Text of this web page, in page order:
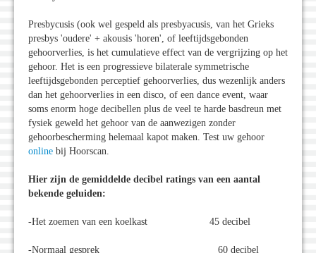
Presbycusis (ook wel gespeld als presbyacusis, van het Grieks
presbys 'oudere' + akousis 'horen', of leeftijdsgebonden
gehoorverlies, is het cumulatieve effect van de vergrijzing op het
gehoor. Het is een progressieve bilaterale symmetrische
leeftijdsgebonden perceptief gehoorverlies, dus wezenlijk anders
dan het gehoorverlies in een disco, of een dance event, waar
soms enorm hoge decibellen plus de veel te harde basdreun met
fysiek geweld het gehoor van de aanwezigen zonder
gehoorbescherming helemaal kapot maken. Test uw gehoor
online bij Hoorscan.
Hier zijn de gemiddelde decibel ratings van een aantal
bekende geluiden:
-Het zoemen van een koelkast 45 decibel
-Normaal gesprek 60 decibel